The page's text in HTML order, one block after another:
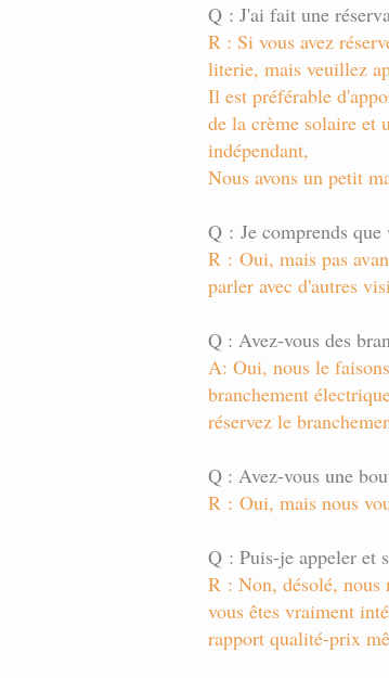
Q : J'ai fait une
R : Si vous avez
literie, mais veuillez
Il est préférable
de la crème solaire et
indépendant,
Nous avons un petit
Q : Je comprends
R : Oui, mais pas
parler avec d'autres
Q : Avez-vous des
A: Oui, nous le
branchement
réservez le
Q : Avez-vous une
R : Oui, mais nous
Q : Puis-je appeler et
R : Non, désolé, nous
vous êtes vraiment
rapport qualité-prix